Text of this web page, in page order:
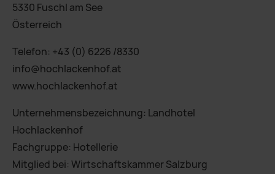
5330 Fuschl am See
Österreich
Telefon: +43 (0) 6226 /8330
info@hochlackenhof.at
www.hochlackenhof.at
Unternehmensbezeichnung: Landhotel
Hochlackenhof
Fachgruppe: Hotellerie
Mitglied bei: Wirtschaftskammer Salzburg